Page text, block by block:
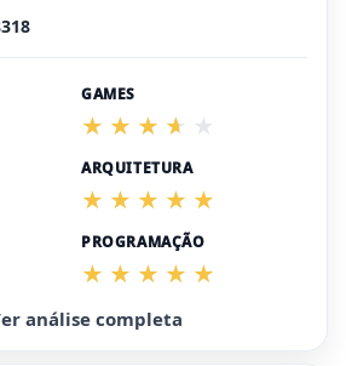
GAMES
ARQUITETURA
PROGRAMAÇÃO
análise completa